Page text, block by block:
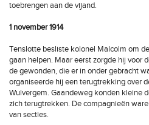
toebrengen aan de vijand.
1 november 1914
Tenslotte besliste kolonel Malcolm om
gaan helpen. Maar eerst zorgde hij voor
de gewonden, die er in onder gebracht
organiseerde hij een terugtrekking over
Wulvergem. Gaandeweg konden kleine
zich terugtrekken. De compagnieën
van secties.